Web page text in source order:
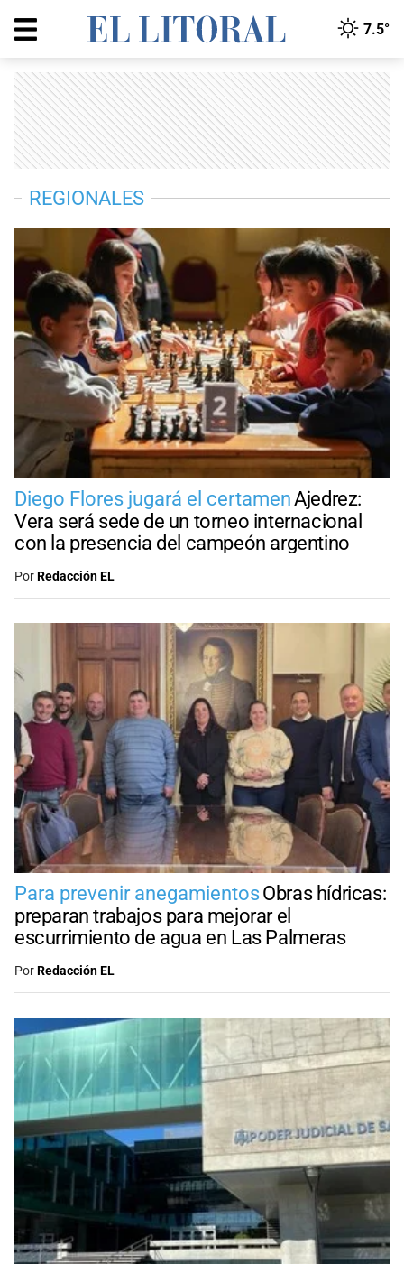
7.5°
REGIONALES
Diego Flores jugará el certamenAjedrez:
Vera será sede de un torneo internacional
con la presencia del campeón argentino
PorRedacción EL
Para prevenir anegamientosObras hídricas:
preparan trabajos para mejorar el
escurrimiento de agua en Las Palmeras
PorRedacción EL